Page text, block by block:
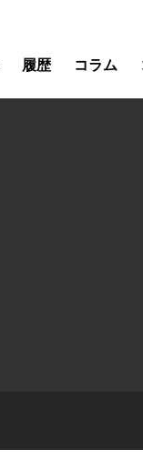
履歴 コラム